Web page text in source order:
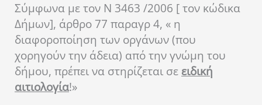
Σύμφωνα με τον Ν 3463 /2006 [ τον κώδικα
Δήμων], άρθρο 77 παραγρ 4, « η
διαφοροποίηση των οργάνων (που
χορηγούν την άδεια) από την γνώμη του
δήμου, πρέπει να στηρίζεται σε ειδική
αιτιολογία!»